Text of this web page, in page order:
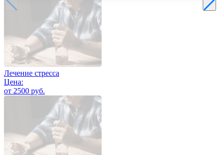
Лечение стресса
Цена:
от 2500 руб.